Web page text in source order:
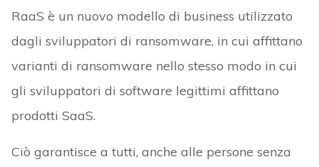
RaaS è un nuovo modello di business utilizzato
dagli sviluppatori di ransomware, in cui affittano
varianti di ransomware nello stesso modo in cui
gli sviluppatori di software legittimi affittano
prodotti SaaS.
Ciò garantisce a tutti, anche alle persone senza